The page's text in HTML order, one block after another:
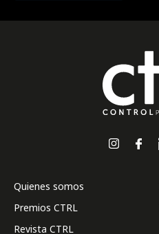
Quienes somos
Premios CTRL
Revista CTRL